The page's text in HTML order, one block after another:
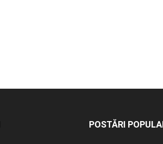
POSTĂRI